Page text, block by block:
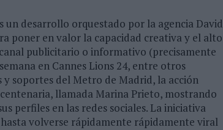
un desarrollo orquestado por la agencia David
poner en valor la capacidad creativa y el alto
publicitario o informativo (precisamente
en Cannes Lions 24, entre otros
soportes del Metro de Madrid, la acción
llamada Marina Prieto, mostrando
perfiles en las redes sociales. La iniciativa
volverse rápidamente rápidamente viral